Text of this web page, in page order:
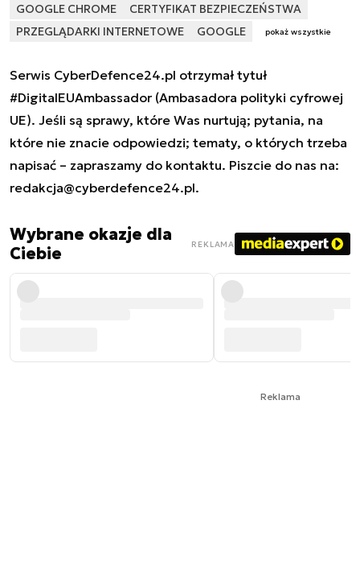
GOOGLE CHROME
CERTYFIKAT BEZPIECZEŃSTWA
PRZEGLĄDARKI INTERNETOWE
GOOGLE pokaż wszystkie
Serwis CyberDefence24.pl otrzymał tytuł
#DigitalEUAmbassador (Ambasadora polityki cyfrowej
UE). Jeśli są sprawy, które Was nurtują; pytania, na
które nie znacie odpowiedzi; tematy, o których trzeba
napisać – zapraszamy do kontaktu. Piszcie do nas na:
redakcja@cyberdefence24.pl.
Wybrane okazje dla
Ciebie
REKLAMA
Reklama